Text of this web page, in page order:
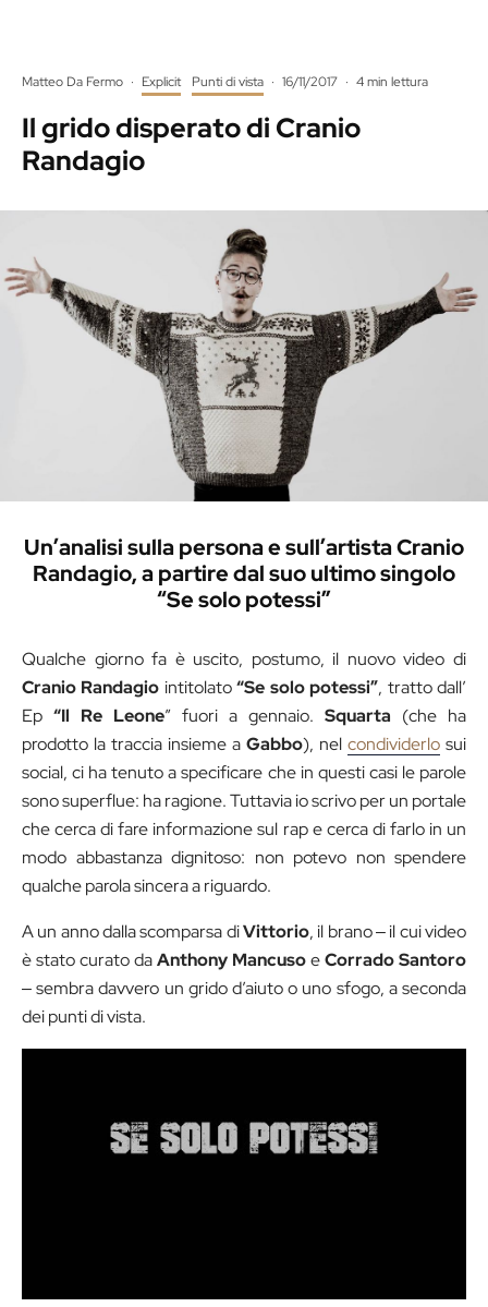
Matteo Da Fermo · Explicit Punti di vista · 16/11/2017 · 4 min lettura
Il grido disperato di Cranio
Randagio
Un’analisi sulla persona e sull’artista Cranio
Randagio, a partire dal suo ultimo singolo
“Se solo potessi”
Qualche giorno fa è uscito, postumo, il nuovo video di
Cranio Randagio intitolato“Se solo potessi”, tratto dall’
Ep “Il Re Leone” fuori a gennaio. Squarta (che ha
prodotto la traccia insieme a Gabbo), nel condividerlo sui
social, ci ha tenuto a specificare che in questi casi le parole
sono superflue: ha ragione. Tuttavia io scrivo per un portale
che cerca di fare informazione sul rap e cerca di farlo in un
modo abbastanza dignitoso: non potevo non spendere
qualche parola sincera a riguardo.
A un anno dalla scomparsa diVittorio, il brano ‒ il cui video
è stato curato daAnthony MancusoeCorrado Santoro
‒ sembra davvero un grido d’aiuto o uno sfogo, a seconda
dei punti di vista.